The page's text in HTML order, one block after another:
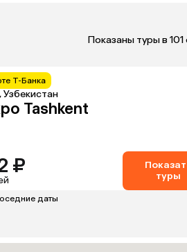
Показаны туры в 101
Т-Банка
Узбекистан
Tashkent
₽
туры
даты